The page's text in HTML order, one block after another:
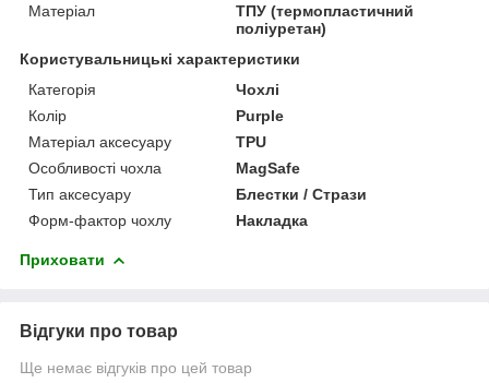
Матеріал
ТПУ (термопластичний
поліуретан)
Користувальницькі характеристики
Категорія
Чохлі
Колір
Purple
Матеріал аксесуару
TPU
Особливості чохла
MagSafe
Тип аксесуару
Блестки / Стрази
Форм-фактор чохлу
Накладка
Приховати
Відгуки про товар
Ще немає відгуків про цей товар